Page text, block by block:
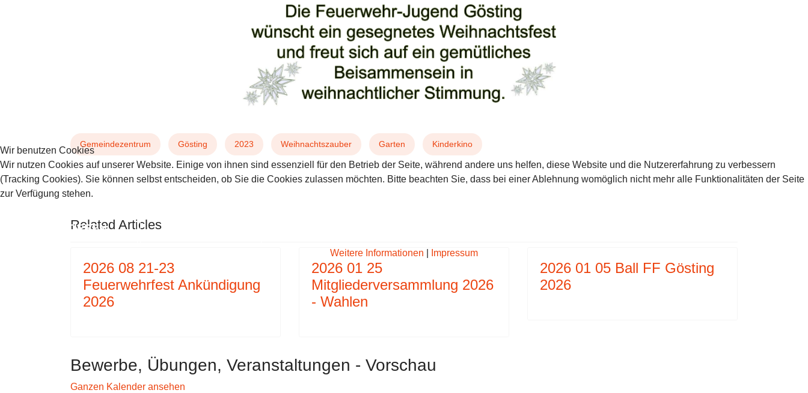
Gemeindezentrum Gösting 2023 Weihnachtszauber Garten Kinderkino
Related Articles
2026 08 21-23
Feuerwehrfest Ankündigung
2026
2026 01 25
Mitgliederversammlung 2026
- Wahlen
2026 01 05 Ball FF Gösting
2026
Bewerbe, Übungen, Veranstaltungen - Vorschau
Ganzen Kalender ansehen
Wir benutzen Cookies
Wir nutzen Cookies auf unserer Website. Einige von ihnen sind essenziell für den Betrieb der Seite, während andere uns helfen, diese Website und die Nutzererfahrung zu verbessern
(Tracking Cookies). Sie können selbst entscheiden, ob Sie die Cookies zulassen möchten. Bitte beachten Sie, dass bei einer Ablehnung womöglich nicht mehr alle Funktionalitäten der Seite
zur Verfügung stehen.
AKZEPTIEREN
Weitere Informationen Impressum